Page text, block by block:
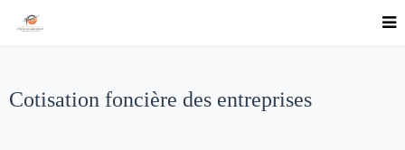
Cotisation foncière des entreprises